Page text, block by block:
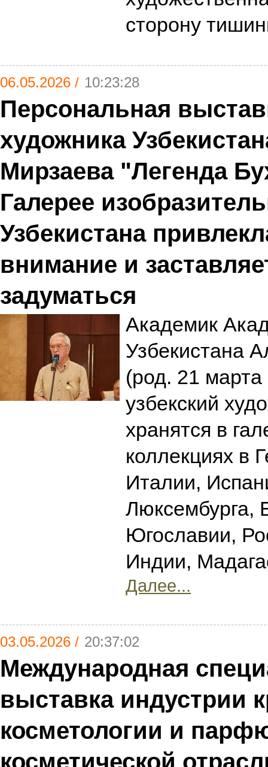
сторону
06.05.2026 / 10:23:28
Персональная
художника
Мирзаева "Легенда
Галерее
Узбекистана
внимание и
задуматься
Академик
Узбекистана
(род. 21
узбекский
хранятся в
коллекциях в
Италии,
Люксембурга,
Югославии,
Индии,
Далее...
03.05.2026 / 20:37:02
Международная
выставка индустрии
косметологии и
косметической